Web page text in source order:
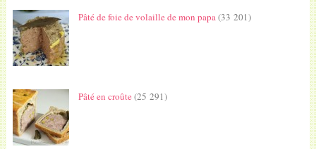
Pâté de foie de volaille de mon papa(33 201)
Pâté en croûte(25 291)